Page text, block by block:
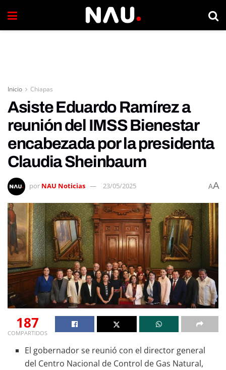
Inicio Chiapas
Asiste Eduardo Ramírez a
reunión del IMSS Bienestar
encabezada por la presidenta
Claudia Sheinbaum
por NAU Noticias 23/05/2025 AA
187
COMPARTIDOS
El gobernador se reunió con el director general
del Centro Nacional de Control de Gas Natural,